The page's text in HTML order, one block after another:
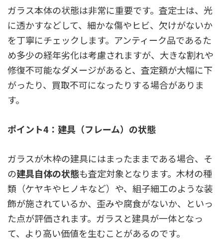
ガラス本体の状態は非常に重要です。 査定士は、光
に透かすなどして、細かな傷やヒビ、欠けがないか
を丁寧にチェックします。アンティーク品であるた
め多少の経年劣化は考慮されますが、大きな割れや
修復不可能なダメージがあると、査定額が大幅に下
がったり、買取不可になったりする場合がありま
す。
ポイント4：建具（フレーム）の状態
ガラスが木枠の建具にはまったままである場合、そ
の建具自体の状態も査定対象となります。木材の種
類（ケヤキやヒノキなど）や、組子細工のような装
飾が施されているか、歪みや腐食がないか、といっ
た点が評価されます。ガラスと建具が一体となっ
て、より高い価値を生むことがあるのです。